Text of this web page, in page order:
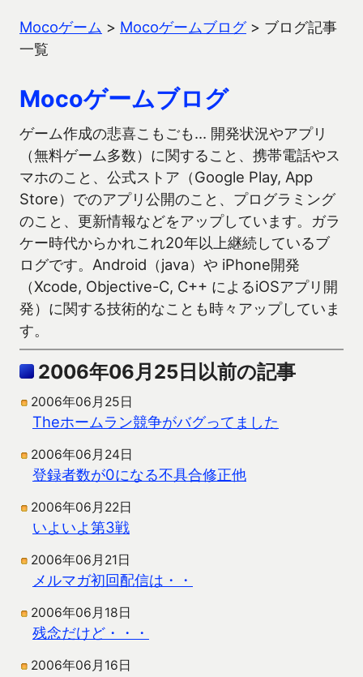
Mocoゲーム > Mocoゲームブログ> ブログ記事
一覧
Mocoゲームブログ
ゲーム作成の悲喜こもごも… 開発状況やアプリ
（無料ゲーム多数）に関すること、携帯電話やス
マホのこと、公式ストア（Google Play, App
Store）でのアプリ公開のこと、プログラミング
のこと、更新情報などをアップしています。ガラ
ケー時代からかれこれ20年以上継続しているブ
ログです。Android（java）や iPhone開発
（Xcode, Objective-C, C++ によるiOSアプリ開
発）に関する技術的なことも時々アップしていま
す。
2006年06月25日以前の記事
2006年06月25日
Theホームラン競争がバグってました
2006年06月24日
登録者数が0になる不具合修正他
2006年06月22日
いよいよ第3戦
2006年06月21日
メルマガ初回配信は・・
2006年06月18日
残念だけど・・・
2006年06月16日